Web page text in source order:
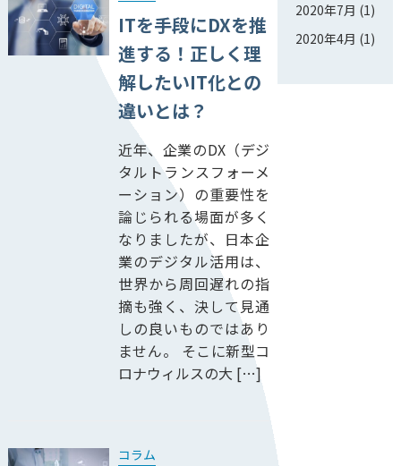
ITを手段にDXを推
進する！正しく理
解したいIT化との
違いとは？
近年、企業のDX（デジ
タルトランスフォーメ
ーション）の重要性を
論じられる場面が多く
なりましたが、日本企
業のデジタル活用は、
世界から周回遅れの指
摘も強く、決して見通
しの良いものではあり
ません。 そこに新型コ
ロナウィルスの大 […]
コラム
2020年7月 (1)
2020年4月 (1)